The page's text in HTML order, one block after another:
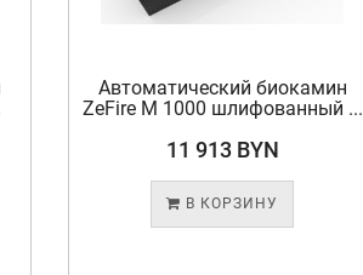
Автоматический биокамин
ZeFire М 1000 шлифованный ...
11 913 BYN
В КОРЗИНУ